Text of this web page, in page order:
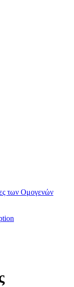
των Ομογενών